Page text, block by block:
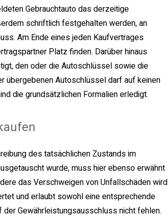
Gebrauchtauto das derzeitige
schriftlich festgehalten werden, an
Am Ende eines jeden Kaufvertrages
Platz finden. Darüber hinaus
den oder die Autoschlüssel sowie die
übergebenen Autoschlüssel darf auf keinen
die grundsätzlichen Formalien erledigt.
des tatsächlichen Zustands im
wurde, muss hier ebenso erwähnt
das Verschweigen von Unfallschäden wird
und erlaubt sowohl eine entsprechende
Gewährleistungsausschluss nicht fehlen.